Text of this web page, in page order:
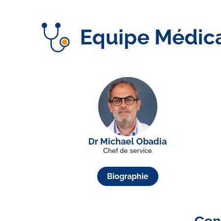
Equipe
Dr Michael Obadia
Chef de service
Biographie